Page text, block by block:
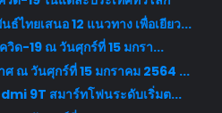
ไทยเสนอ 12 แนวทาง เพื่อเยียว...
ด-19 ณ วันศุกร์ที่ 15 มกรา...
ณ วันศุกร์ที่ 15 มกราคม 2564 ...
9T สมาร์ทโฟนระดับเริ่มต...